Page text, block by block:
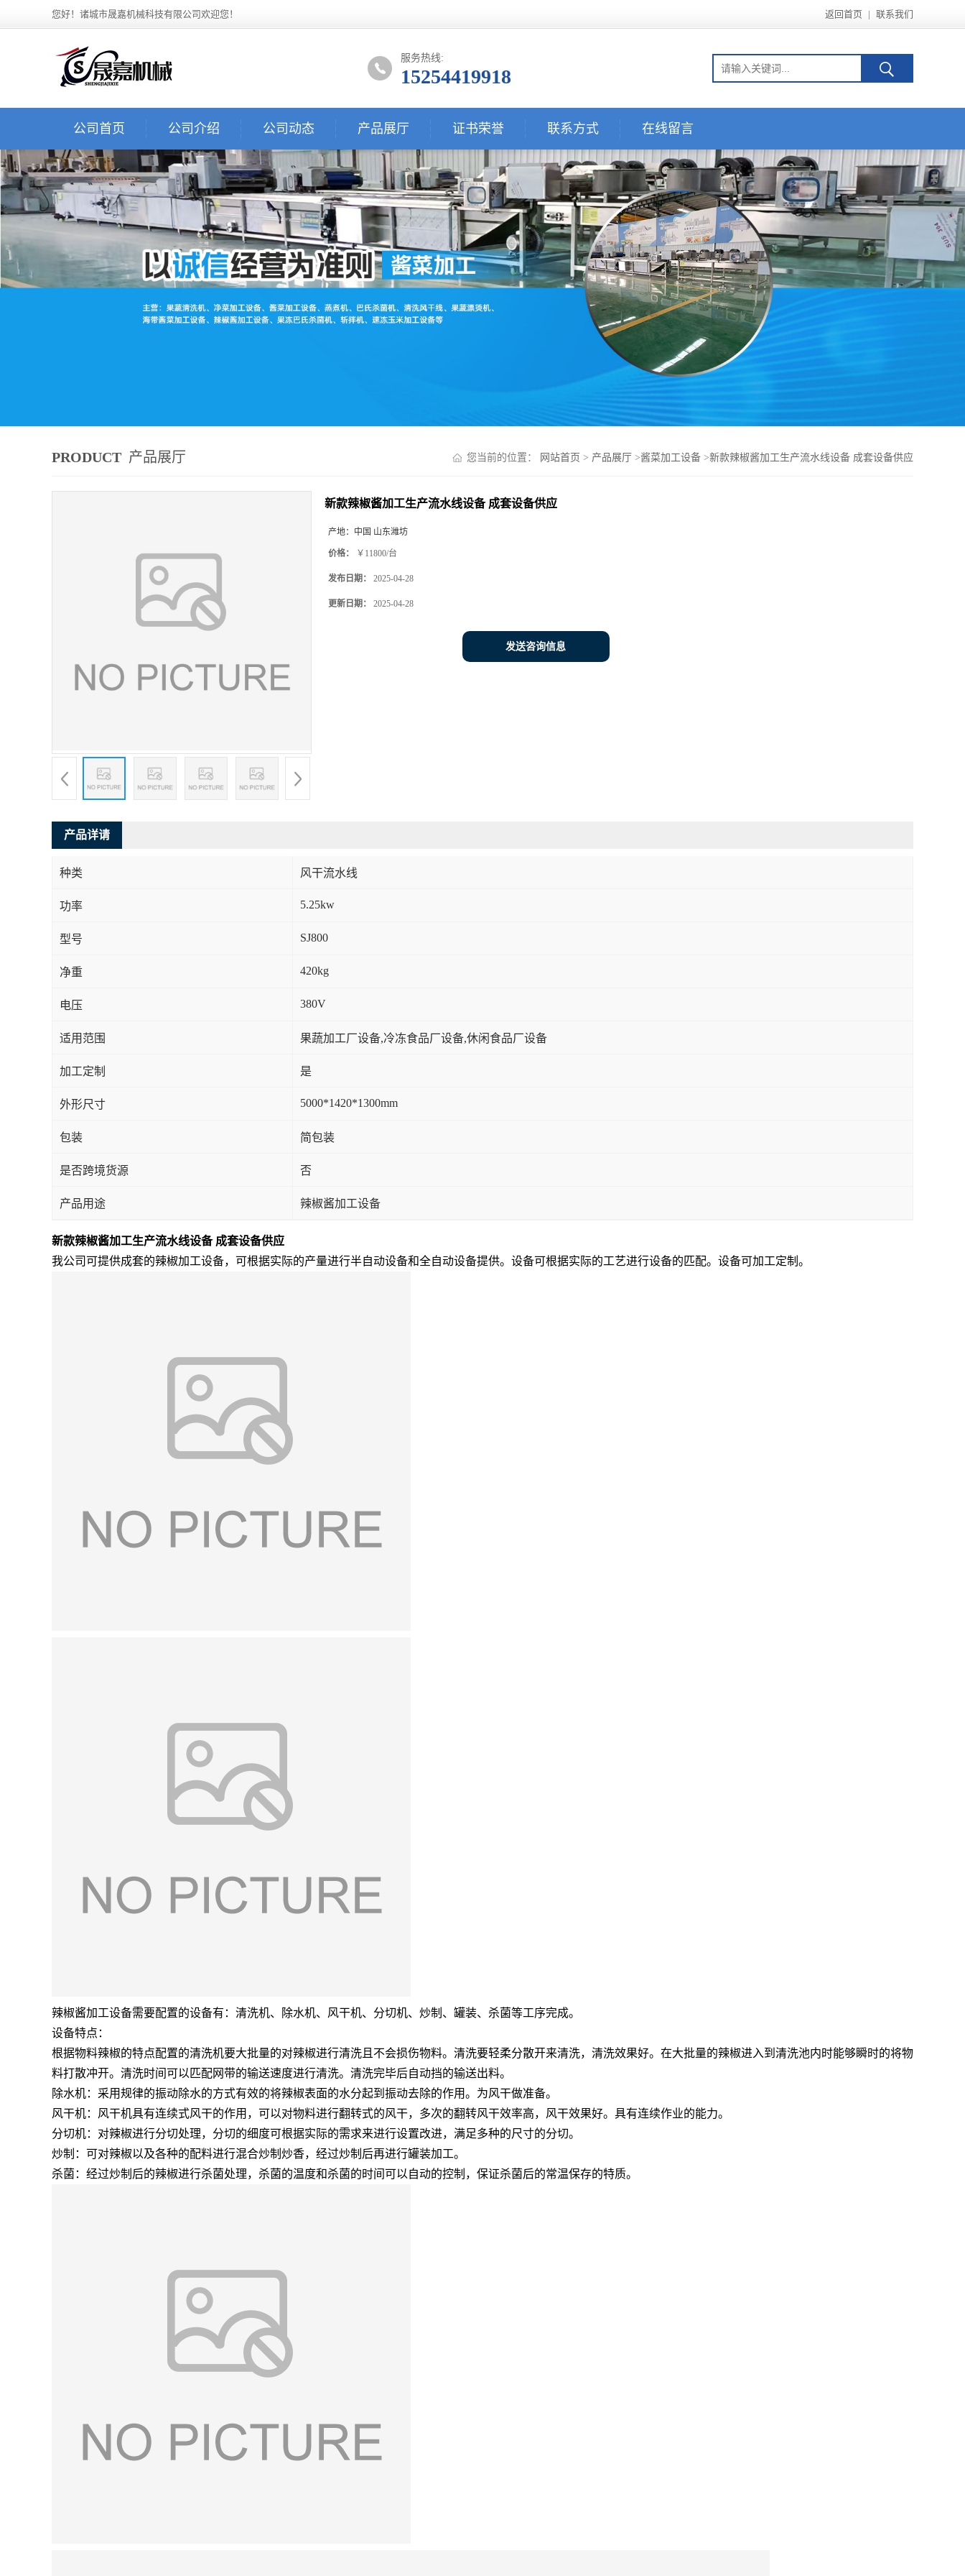
您好！诸城市晟嘉机械科技有限公司欢迎您！ 返回首页 | 联系我们
服务热线:
15254419918
公司首页 公司介绍 公司动态 产品展厅 证书荣誉 联系方式 在线留言
PRODUCT 产品展厅 您当前的位置： 网站首页 > 产品展厅 >酱菜加工设备 >新款辣椒酱加工生产流水线设备 成套设备供应
新款辣椒酱加工生产流水线设备 成套设备供应
产地： 中国 山东潍坊
价格： ￥11800/台
发布日期： 2025-04-28
更新日期： 2025-04-28
发送咨询信息
产品详请
种类 风干流水线
功率 5.25kw
型号 SJ800
净重 420kg
电压 380V
适用范围 果蔬加工厂设备,冷冻食品厂设备,休闲食品厂设备
加工定制 是
外形尺寸 5000*1420*1300mm
包装 简包装
是否跨境货源 否
产品用途 辣椒酱加工设备
新款辣椒酱加工生产流水线设备 成套设备供应
我公司可提供成套的辣椒加工设备，可根据实际的产量进行半自动设备和全自动设备提供。设备可根据实际的工艺进行设备的匹配。设备可加工定制。
辣椒酱加工设备需要配置的设备有：清洗机、除水机、风干机、分切机、炒制、罐装、杀菌等工序完成。
设备特点：
根据物料辣椒的特点配置的清洗机要大批量的对辣椒进行清洗且不会损伤物料。清洗要轻柔分散开来清洗，清洗效果好。在大批量的辣椒进入到清洗池内时能够瞬时的将物
料打散冲开。清洗时间可以匹配网带的输送速度进行清洗。清洗完毕后自动挡的输送出料。
除水机：采用规律的振动除水的方式有效的将辣椒表面的水分起到振动去除的作用。为风干做准备。
风干机：风干机具有连续式风干的作用，可以对物料进行翻转式的风干，多次的翻转风干效率高，风干效果好。具有连续作业的能力。
分切机：对辣椒进行分切处理，分切的细度可根据实际的需求来进行设置改进，满足多种的尺寸的分切。
炒制：可对辣椒以及各种的配料进行混合炒制炒香，经过炒制后再进行罐装加工。
杀菌：经过炒制后的辣椒进行杀菌处理，杀菌的温度和杀菌的时间可以自动的控制，保证杀菌后的常温保存的特质。